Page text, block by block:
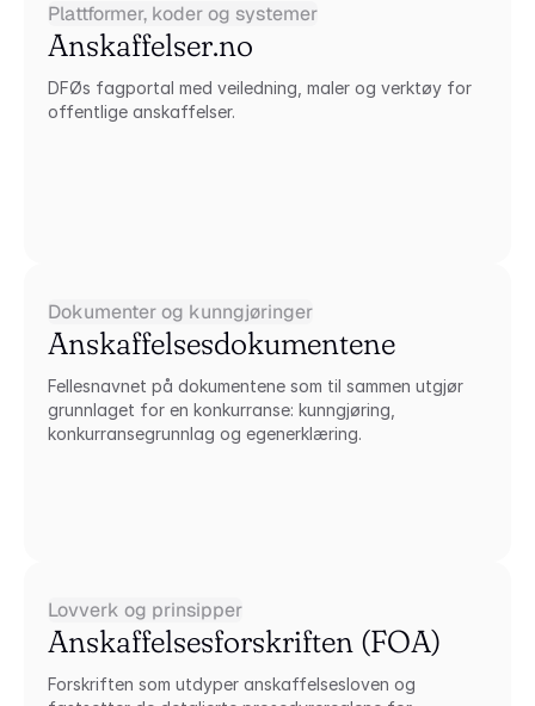
Plattformer, koder og systemer
Anskaffelser.no
DFØs fagportal med veiledning, maler og verktøy for
offentlige anskaffelser.
Dokumenter og kunngjøringer
Anskaffelsesdokumentene
Fellesnavnet på dokumentene som til sammen utgjør
grunnlaget for en konkurranse: kunngjøring,
konkurransegrunnlag og egenerklæring.
Lovverk og prinsipper
Anskaffelsesforskriften (FOA)
Forskriften som utdyper anskaffelsesloven og